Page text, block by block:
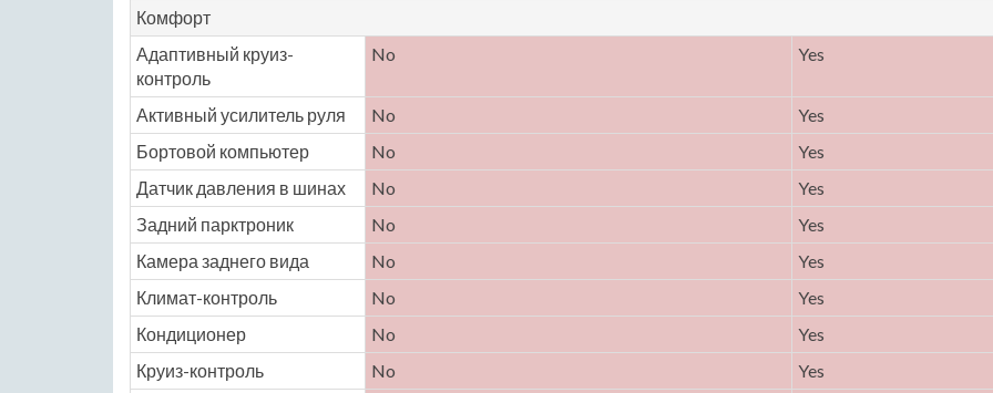
Комфорт
Адаптивный круиз-
контроль
No Yes
Активный усилитель руля No
Yes
Бортовой компьютер
No
Yes
Датчик давления в шинах
No
Yes
Задний парктроник
No
Yes
Камера заднего вида
No
Yes
Климат-контроль
No
Yes
Кондиционер
No
Yes
Круиз-контроль
No
Yes